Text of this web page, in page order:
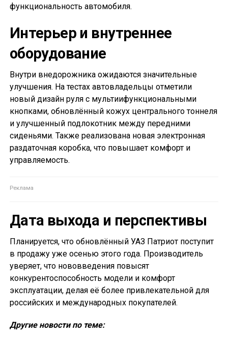
функциональность автомобиля.
Интерьер и внутреннее
оборудование
Внутри внедорожника ожидаются значительные
улучшения. На тестах автовладельцы отметили
новый дизайн руля с мультиифункциональными
кнопками, обновлённый кожух центрального тоннеля
и улучшенный подлокотник между передними
сиденьями. Также реализована новая электронная
раздаточная коробка, что повышает комфорт и
управляемость.
Дата выхода и перспективы
Планируется, что обновлённый УАЗ Патриот поступит
в продажу уже осенью этого года. Производитель
уверяет, что нововведения повысят
конкурентоспособность модели и комфорт
эксплуатации, делая её более привлекательной для
российских и международных покупателей.
Другие новости по теме: